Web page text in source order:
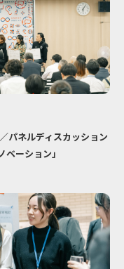
パネルディスカッション
ベーション」